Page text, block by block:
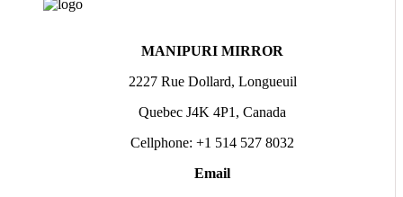
MANIPURI MIRROR
2227 Rue Dollard, Longueuil
Quebec J4K 4P1, Canada
Cellphone: +1 514 527 8032
Email